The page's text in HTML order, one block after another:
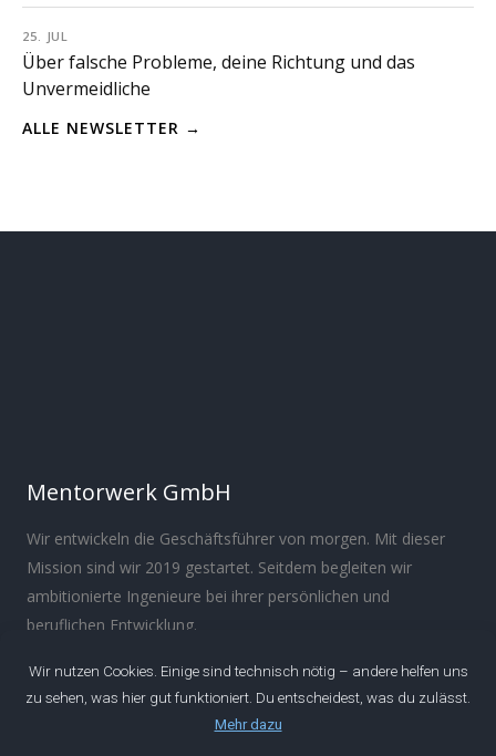
25. JUL
Über falsche Probleme, deine Richtung und das
Unvermeidliche
ALLE NEWSLETTER →
Mentorwerk GmbH
Wir entwickeln die Geschäftsführer von morgen. Mit dieser
Mission sind wir 2019 gestartet. Seitdem begleiten wir
ambitionierte Ingenieure bei ihrer persönlichen und
beruflichen Entwicklung.
Über Manifest Impressum Datenschutz